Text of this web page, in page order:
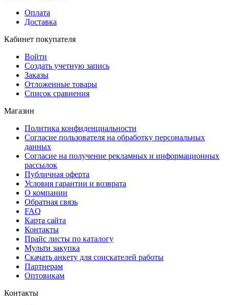
Оплата
Доставка
Кабинет покупателя
Войти
Создать учетную запись
Заказы
Отложенные товары
Список сравнения
Магазин
Политика конфиденциальности
Согласие пользователя на обработку персональных
данных
Согласие на получение рекламных и информационных
рассылок
Публичная оферта
Условия гарантии и возврата
О компании
Обратная связь
FAQ
Карта сайта
Контакты
Прайс листы по каталогу
Мульти закупка
Скачать анкету для соискателей работы
Партнерам
Оптовикам
Контакты